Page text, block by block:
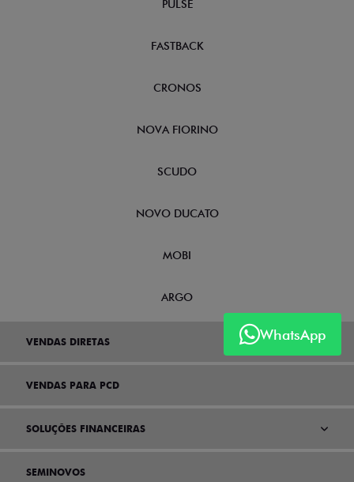
WhatsApp
PULSE
FASTBACK
CRONOS
NOVA FIORINO
SCUDO
NOVO DUCATO
MOBI
ARGO
VENDAS DIRETAS
VENDAS PARA PCD
SOLUÇÕES FINANCEIRAS
SEMINOVOS